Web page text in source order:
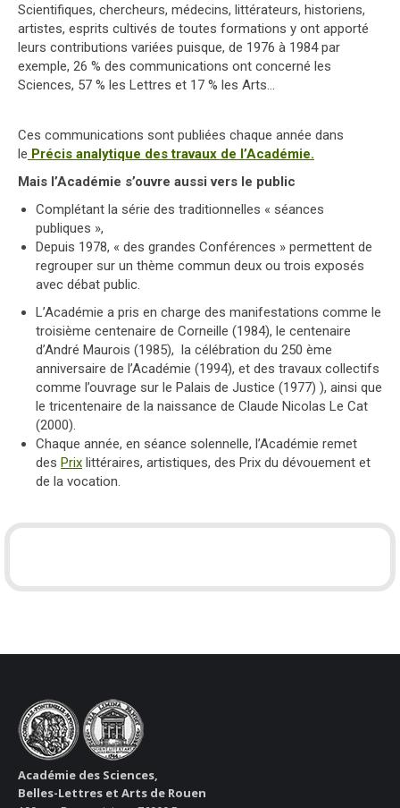
Scientifiques, chercheurs, médecins, littérateurs, historiens,
artistes, esprits cultivés de toutes formations y ont apporté
leurs contributions variées puisque, de 1976 à 1984 par
exemple, 26 % des communications ont concerné les
Sciences, 57 % les Lettres et 17 % les Arts…
Ces communications sont publiées chaque année dans
le Précis analytique des travaux de l’Académie.
Mais l’Académie s’ouvre aussi vers le public
Complétant la série des traditionnelles « séances
publiques »,
Depuis 1978, « des grandes Conférences » permettent de
regrouper sur un thème commun deux ou trois exposés
avec débat public.
L’Académie a pris en charge des manifestations comme le
troisième centenaire de Corneille (1984), le centenaire
d’André Maurois (1985), la célébration du 250 ème
anniversaire de l’Académie (1994), et des travaux collectifs
comme l’ouvrage sur le Palais de Justice (1977) ), ainsi que
le tricentenaire de la naissance de Claude Nicolas Le Cat
(2000).
Chaque année, en séance solennelle, l’Académie remet
des Prix littéraires, artistiques, des Prix du dévouement et
de la vocation.
Académie des Sciences,
Belles-Lettres et Arts de Rouen